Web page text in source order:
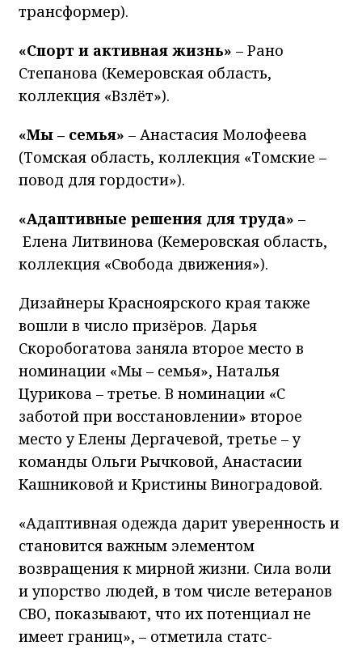
трансформер).
«Спорт и активная жизнь» – Рано
Степанова (Кемеровская область,
коллекция «Взлёт»).
«Мы – семья» – Анастасия Молофеева
(Томская область, коллекция «Томские –
повод для гордости»).
«Адаптивные решения для труда» –
Елена Литвинова (Кемеровская область,
коллекция «Свобода движения»).
Дизайнеры Красноярского края также
вошли в число призёров. Дарья
Скоробогатова заняла второе место в
номинации «Мы – семья», Наталья
Цурикова – третье. В номинации «С
заботой при восстановлении» второе
место у Елены Дергачевой, третье – у
команды Ольги Рычковой, Анастасии
Кашниковой и Кристины Виноградовой.
«Адаптивная одежда дарит уверенность и
становится важным элементом
возвращения к мирной жизни. Сила воли
и упорство людей, в том числе ветеранов
СВО, показывают, что их потенциал не
имеет границ», – отметила статс-